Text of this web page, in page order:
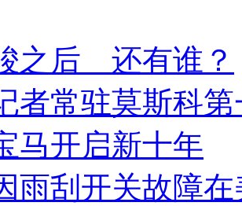
之后 还有谁？
者常驻莫斯科
马开启新十年
雨刮开关故障